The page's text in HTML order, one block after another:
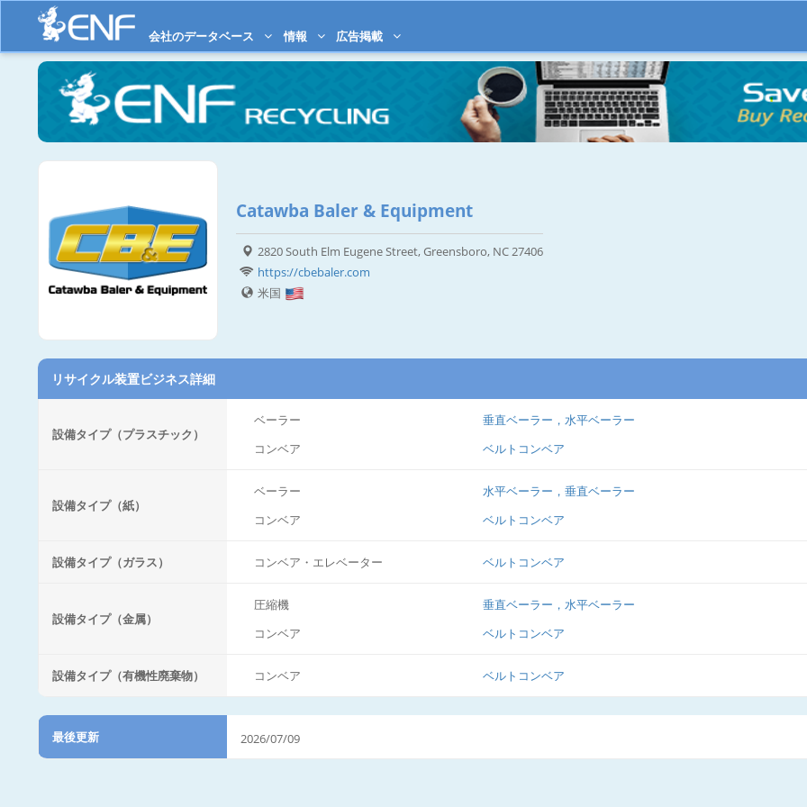
会社のデータベース 情報 広告掲載
Catawba Baler & Equipment
2820 South Elm Eugene Street, Greensboro, NC 27406
https://cbebaler.com
米国
リサイクル装置ビジネス詳細
設備タイプ（プラスチック）
ベーラー
垂直ベーラー，水平ベーラー
コンベア
ベルトコンベア
設備タイプ（紙）
ベーラー
水平ベーラー，垂直ベーラー
コンベア
ベルトコンベア
設備タイプ（ガラス） コンベア・エレベーター ベルトコンベア
設備タイプ（金属）
圧縮機
垂直ベーラー，水平ベーラー
コンベア
ベルトコンベア
設備タイプ（有機性廃棄物） コンベア ベルトコンベア
最後更新 2026/07/09